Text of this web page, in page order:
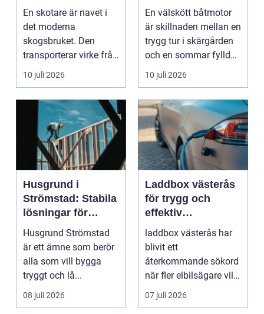
hållbarhet
En skotare är navet i
det moderna
skogsbruket. Den
transporterar virke från
avverkningsplatsen till
10 juli 2026
du hand om din
båtmotor på rätt
sätt
En välskött båtmotor
är skillnaden mellan en
trygg tur i skärgården
och en sommar fylld
av ofrivilli...
10 juli 2026
Husgrund i
Strömstad: Stabila
lösningar för
boende vid kusten
Husgrund Strömstad
är ett ämne som berör
alla som vill bygga
tryggt och lå...
08 juli 2026
Laddbox västerås
för trygg och
effektiv
hemmaladdning
laddbox västerås har
blivit ett
återkommande sökord
när fler elbilsägare vill
ladda hemma på ett
07 juli 2026